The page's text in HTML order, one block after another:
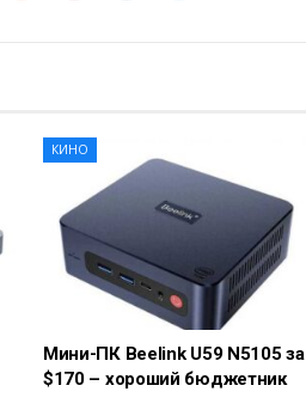
КИНО
Мини-ПК Beelink U59 N5105 за
$170 – хороший бюджетник